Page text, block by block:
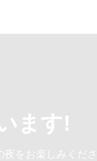
ます!
夜をお楽しみくだ